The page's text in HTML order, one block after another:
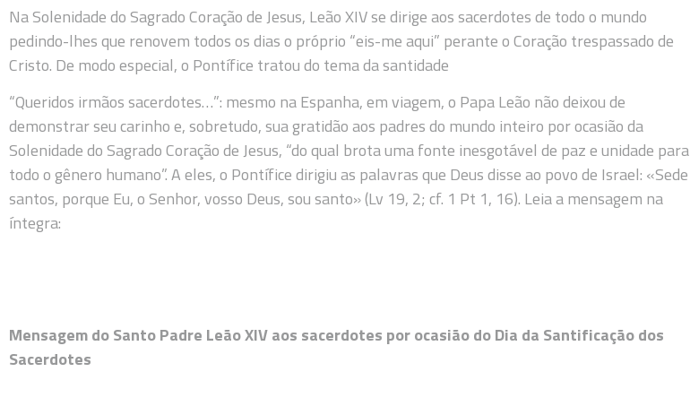
Na Solenidade do Sagrado Coração de Jesus, Leão XIV se dirige aos sacerdotes de todo o mundo
pedindo-lhes que renovem todos os dias o próprio “eis-me aqui” perante o Coração trespassado de
Cristo. De modo especial, o Pontífice tratou do tema da santidade
“Queridos irmãos sacerdotes…”: mesmo na Espanha, em viagem, o Papa Leão não deixou de
demonstrar seu carinho e, sobretudo, sua gratidão aos padres do mundo inteiro por ocasião da
Solenidade do Sagrado Coração de Jesus, “do qual brota uma fonte inesgotável de paz e unidade para
todo o gênero humano”. A eles, o Pontífice dirigiu as palavras que Deus disse ao povo de Israel: «Sede
santos, porque Eu, o Senhor, vosso Deus, sou santo» (Lv 19, 2; cf. 1 Pt 1, 16). Leia a mensagem na
íntegra:
Mensagem do Santo Padre Leão XIV aos sacerdotes por ocasião do Dia da Santificação dos
Sacerdotes